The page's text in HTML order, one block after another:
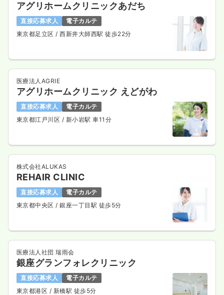
アグリホームクリニックあだち
直接応募求人
電子カルテ
東京都足立区 / 西新井大師西駅 徒歩22分
医療法人AGRIE
アグリホームクリニック えどがわ
直接応募求人
電子カルテ
東京都江戸川区 / 新小岩駅 車11分
株式会社ALUKAS
REHAIR CLINIC
直接応募求人
電子カルテ
東京都中央区 / 銀座一丁目駅 徒歩5分
医療法人社団 瑞雨会
銀座グランフォレクリニック
直接応募求人
電子カルテ
東京都港区 / 新橋駅 徒歩5分